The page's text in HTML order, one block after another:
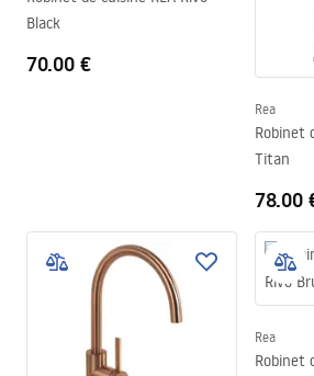
Black
70.00 €
Rea
Robinet
Titan
78.00
Rea
Robinet